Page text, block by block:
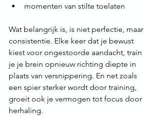
momenten van stilte toelaten
Wat belangrijk is, is niet perfectie, maar
consistentie. Elke keer dat je bewust
kiest voor ongestoorde aandacht, train
je je brein opnieuw richting diepte in
plaats van versnippering. En net zoals
een spier sterker wordt door training,
groeit ook je vermogen tot focus door
herhaling.